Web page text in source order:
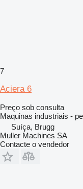
7
Aciera 6
Preço sob consulta
Maquinas industriais -
Suíça, Brugg
Muller Machines SA
Contacte o vendedor